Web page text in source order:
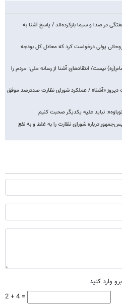
در صدا و سیما بازکرده‌اند / پاسخ آشنا به
پولی درخواست کرد که معادل کل بودجه
نیست/ انتقادهای آشنا از رسانه ملی: مردم را
دیروز «آشنا» / عملکرد شورای نظارت صددرصد موفق
نباید علیه یکدیگر صحبت کنیم
درباره شورای نظارت را به غلط و به نفع
وارد کنید
2 + 4 =